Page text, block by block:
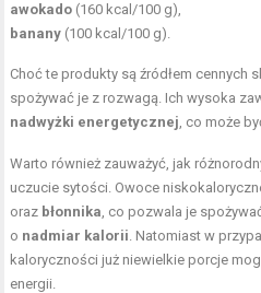
awokado (160 kcal/100 g),
banany (100 kcal/100 g).
Choć te produkty są źródłem cennych
spożywać je z rozwagą. Ich wysoka
nadwyżki energetycznej, co może
Warto również zauważyć, jak
uczucie sytości. Owoce
oraz błonnika, co pozwala je
o nadmiar kalorii. Natomiast w
kaloryczności już niewielkie porcje
energii.